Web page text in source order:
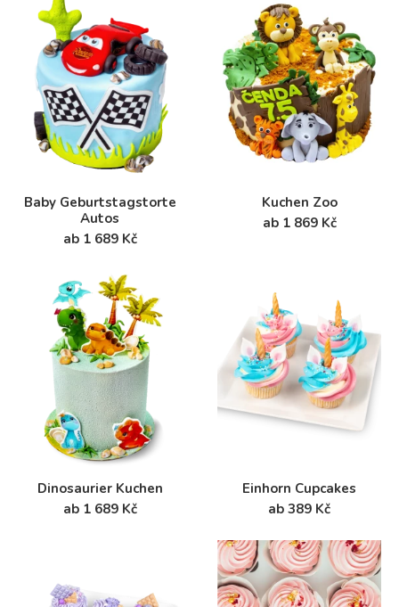
Baby Geburtstagstorte
Autos
ab 1 689 Kč
Kuchen Zoo
ab 1 869 Kč
Dinosaurier Kuchen
ab 1 689 Kč
Einhorn Cupcakes
ab 389 Kč